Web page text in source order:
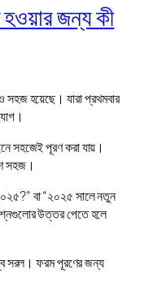
জন্য কী
হয়েছে। যারা প্রথমবার
সহজেই পূরণ করা যায়।
সহজ।
বা “২০২৫ সালে নতুন
উত্তর পেতে হলে
সরল। ফরম পূরণের জন্য